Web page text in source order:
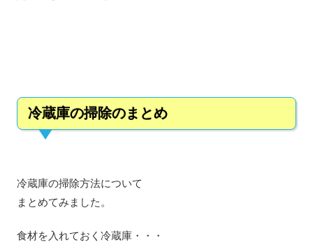
冷蔵庫の掃除のまとめ
冷蔵庫の掃除方法について
まとめてみました。
食材を入れておく冷蔵庫・・・